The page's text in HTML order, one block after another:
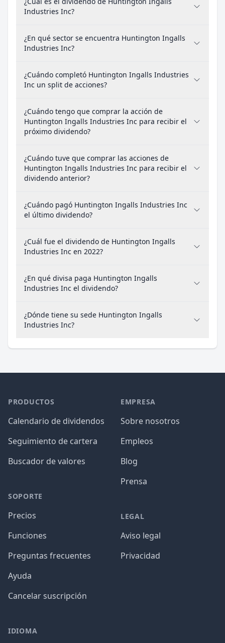
Industries Inc?
¿En qué sector se encuentra Huntington Ingalls
Industries Inc?
¿Cuándo completó Huntington Ingalls Industries
Inc un split de acciones?
¿Cuándo tengo que comprar la acción de
Huntington Ingalls Industries Inc para recibir el
próximo dividendo?
¿Cuándo tuve que comprar las acciones de
Huntington Ingalls Industries Inc para recibir el
dividendo anterior?
¿Cuándo pagó Huntington Ingalls Industries Inc
el último dividendo?
¿Cuál fue el dividendo de Huntington Ingalls
Industries Inc en 2022?
¿En qué divisa paga Huntington Ingalls
Industries Inc el dividendo?
¿Dónde tiene su sede Huntington Ingalls
Industries Inc?
PRODUCTOS
Calendario de dividendos
Seguimiento de cartera
Buscador de valores
SOPORTE
Precios
Funciones
Preguntas frecuentes
Ayuda
Cancelar suscripción
EMPRESA
Sobre nosotros
Empleos
Blog
Prensa
LEGAL
Aviso legal
Privacidad
IDIOMA